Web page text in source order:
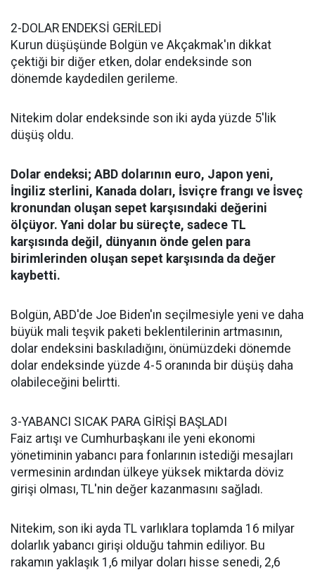
2-DOLAR ENDEKSİ GERİLEDİ
Kurun düşüşünde Bolgün ve Akçakmak'ın dikkat
çektiği bir diğer etken, dolar endeksinde son
dönemde kaydedilen gerileme.
Nitekim dolar endeksinde son iki ayda yüzde 5'lik
düşüş oldu.
Dolar endeksi; ABD dolarının euro, Japon yeni,
İngiliz sterlini, Kanada doları, İsviçre frangı ve İsveç
kronundan oluşan sepet karşısındaki değerini
ölçüyor. Yani dolar bu süreçte, sadece TL
karşısında değil, dünyanın önde gelen para
birimlerinden oluşan sepet karşısında da değer
kaybetti.
Bolgün, ABD'de Joe Biden'ın seçilmesiyle yeni ve daha
büyük mali teşvik paketi beklentilerinin artmasının,
dolar endeksini baskıladığını, önümüzdeki dönemde
dolar endeksinde yüzde 4-5 oranında bir düşüş daha
olabileceğini belirtti.
3-YABANCI SICAK PARA GİRİŞİ BAŞLADI
Faiz artışı ve Cumhurbaşkanı ile yeni ekonomi
yönetiminin yabancı para fonlarının istediği mesajları
vermesinin ardından ülkeye yüksek miktarda döviz
girişi olması, TL'nin değer kazanmasını sağladı.
Nitekim, son iki ayda TL varlıklara toplamda 16 milyar
dolarlık yabancı girişi olduğu tahmin ediliyor. Bu
rakamın yaklaşık 1,6 milyar doları hisse senedi, 2,6